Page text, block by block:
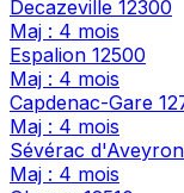
Decazeville 12300
Maj : 4 mois
Espalion 12500
Maj : 4 mois
Capdenac-Gare
Maj : 4 mois
Sévérac d'Aveyron
Maj : 4 mois